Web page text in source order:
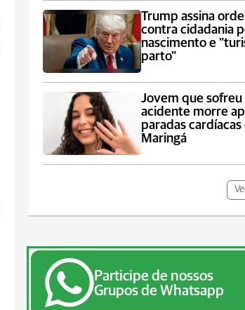
Trump assina
contra cidadania
nascimento e
parto"
Jovem que sofreu
acidente morre
paradas cardíacas
Maringá
Participe de nossos
Grupos de Whatsapp